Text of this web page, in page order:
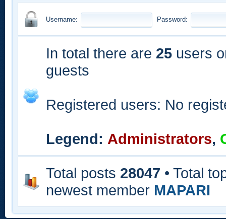
Username: Password:
In total there are 25 users
guests
Registered users: No
Legend: Administrators,
Total posts 28047 • Total
newest member MAPARI